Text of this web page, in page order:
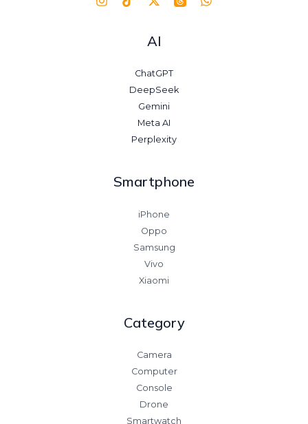
AI
ChatGPT
DeepSeek
Gemini
Meta AI
Perplexity
Smartphone
iPhone
Oppo
Samsung
Vivo
Xiaomi
Category
Camera
Computer
Console
Drone
Smartwatch